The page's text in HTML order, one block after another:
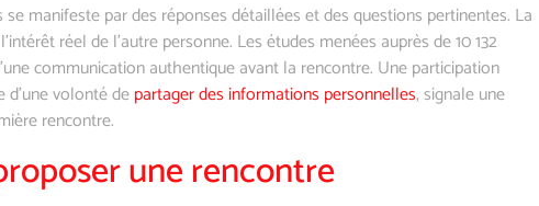
se manifeste par des réponses détaillées et des questions pertinentes. La
réel de l’autre personne. Les études menées auprès de 10 132
communication authentique avant la rencontre. Une participation
d’une volonté departager des informations personnelles, signale une
rencontre.
une rencontre